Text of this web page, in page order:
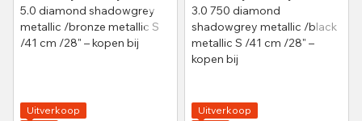
Uitverkoop
Uitverkoop